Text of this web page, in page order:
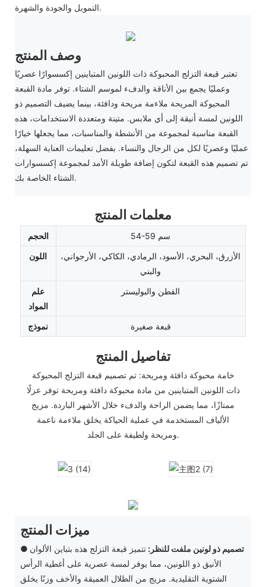
التمويل والجودة والشهرة.
وصف المنتج
تعتبر قبعة التزلج المحبوكة ذات اللونين المتباينين ​​إكسسوارًا عصريًا
وعمليًا يجمع بين الأناقة والدفء لموسم الشتاء. توفر مادة القبعة
المحبوكة المريحة ملاءمة مريحة ودافئة، بينما يضيف التصميم ذو
اللونين لمسة أنيقة إلى أي ملابس. متينة ومتعددة الاستخدامات، هذه
القبعة مناسبة لمجموعة من الأنشطة والمناسبات، مما يجعلها خيارًا
عمليًا وعصريًا لكل من الرجال والنساء. بفضل تعليمات العناية السهلة،
تم تصميم هذه القبعة لتكون إضافة طويلة الأمد لمجموعة إكسسوارات
الشتاء الخاصة بك.
معلمات المنتج
الحجم
54-59 سم
اللون
الأزرق، البحري، الأسود، الرمادي، الكاكي، الأرجواني،
والبني
علم
المواد
القطن والبوليستر
نموذج قبعة صغيرة
تفاصيل المنتج
خامة محبوكة دافئة ومريحة: تم تصميم قبعة التزلج المحبوكة
ذات اللونين المتباينين ​​من مادة محبوكة دافئة ومريحة توفر عزلًا
ممتازًا، مما يضمن الراحة والدفء خلال الأشهر الباردة. مزيج
الألياف المستخدمة في عملية الحياكة يخلق ملاءمة ناعمة
ومريحة ولطيفة على الجلد.
ميزات المنتج
● تصميم ذو لونين ملفت للنظر:تتميز قبعة التزلج هذه بتباين الألوان
الأنيق ذو اللونين، مما يوفر لمسة عصرية على أغطية الرأس
الشتوية التقليدية. مزيج من الظلال العميقة والأخف وزنًا يخلق